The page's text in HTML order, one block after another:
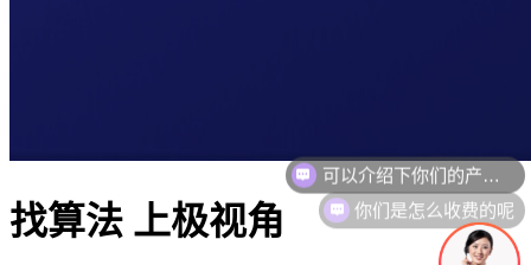
找算法 上极视角
你们是怎么收费的呢